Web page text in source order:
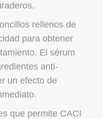
rellenos de
para obtener
El sérum
anti-
un efecto de
que permite CACI